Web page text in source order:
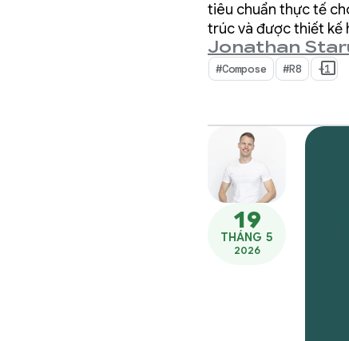
tiêu chuẩn thực tế
trúc và được thiết kế
Kotlin.
Jonathan
#Compose #R8 +1
19
THÁNG 5
2026